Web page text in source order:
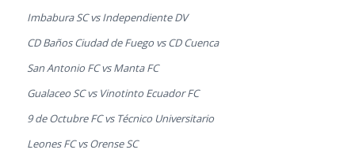
Imbabura SC vs Independiente DV
CD Baños Ciudad de Fuego vs CD Cuenca
San Antonio FC vs Manta FC
Gualaceo SC vs Vinotinto Ecuador FC
9 de Octubre FC vs Técnico Universitario
Leones FC vs Orense SC